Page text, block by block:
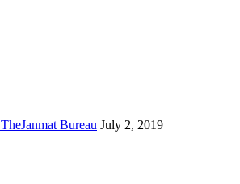
TheJanmat Bureau July 2, 2019